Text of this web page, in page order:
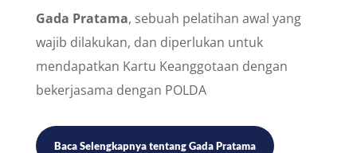
Gada Pratama, sebuah pelatihan awal yang
wajib dilakukan, dan diperlukan untuk
mendapatkan Kartu Keanggotaan dengan
bekerjasama dengan POLDA
Baca Selengkapnya tentang Gada Pratama